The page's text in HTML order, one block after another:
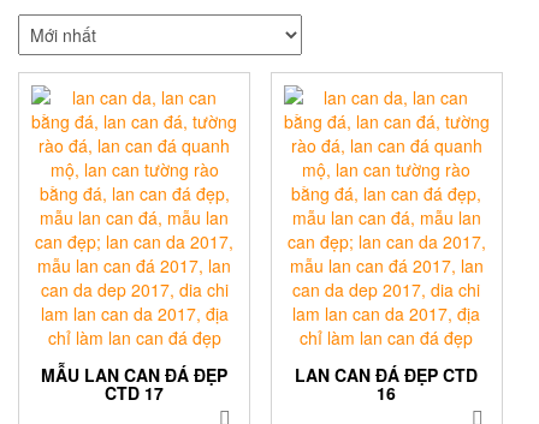
MẪU LAN CAN ĐÁ ĐẸP
CTD 17
LAN CAN ĐÁ ĐẸP CTD
16